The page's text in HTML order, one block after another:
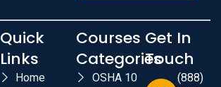
Quick
Links
Home
Courses
Categories
OSHA 10
Get In
Touch
(888)